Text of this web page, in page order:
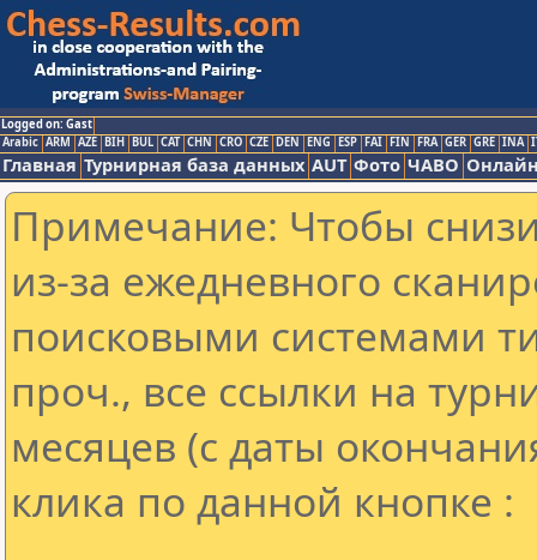
Logged on: Gast
Arabic ARM AZE BIH BUL CAT CHN CRO CZE DEN ENG ESP FAI FIN FRA GER GRE INA
Главная Турнирная база данных AUT Фото ЧАВО
Примечание: Чтобы
из-за ежедневного
поисковыми системами
проч., все ссылки на
месяцев (с даты
клика по данной кнопке :